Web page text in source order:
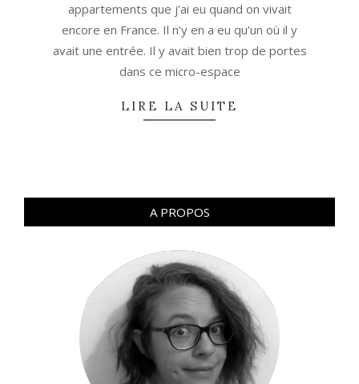
appartements que j’ai eu quand on vivait
encore en France. Il n’y en a eu qu’un où il y
avait une entrée. Il y avait bien trop de portes
dans ce micro-espace
LIRE LA SUITE
A PROPOS